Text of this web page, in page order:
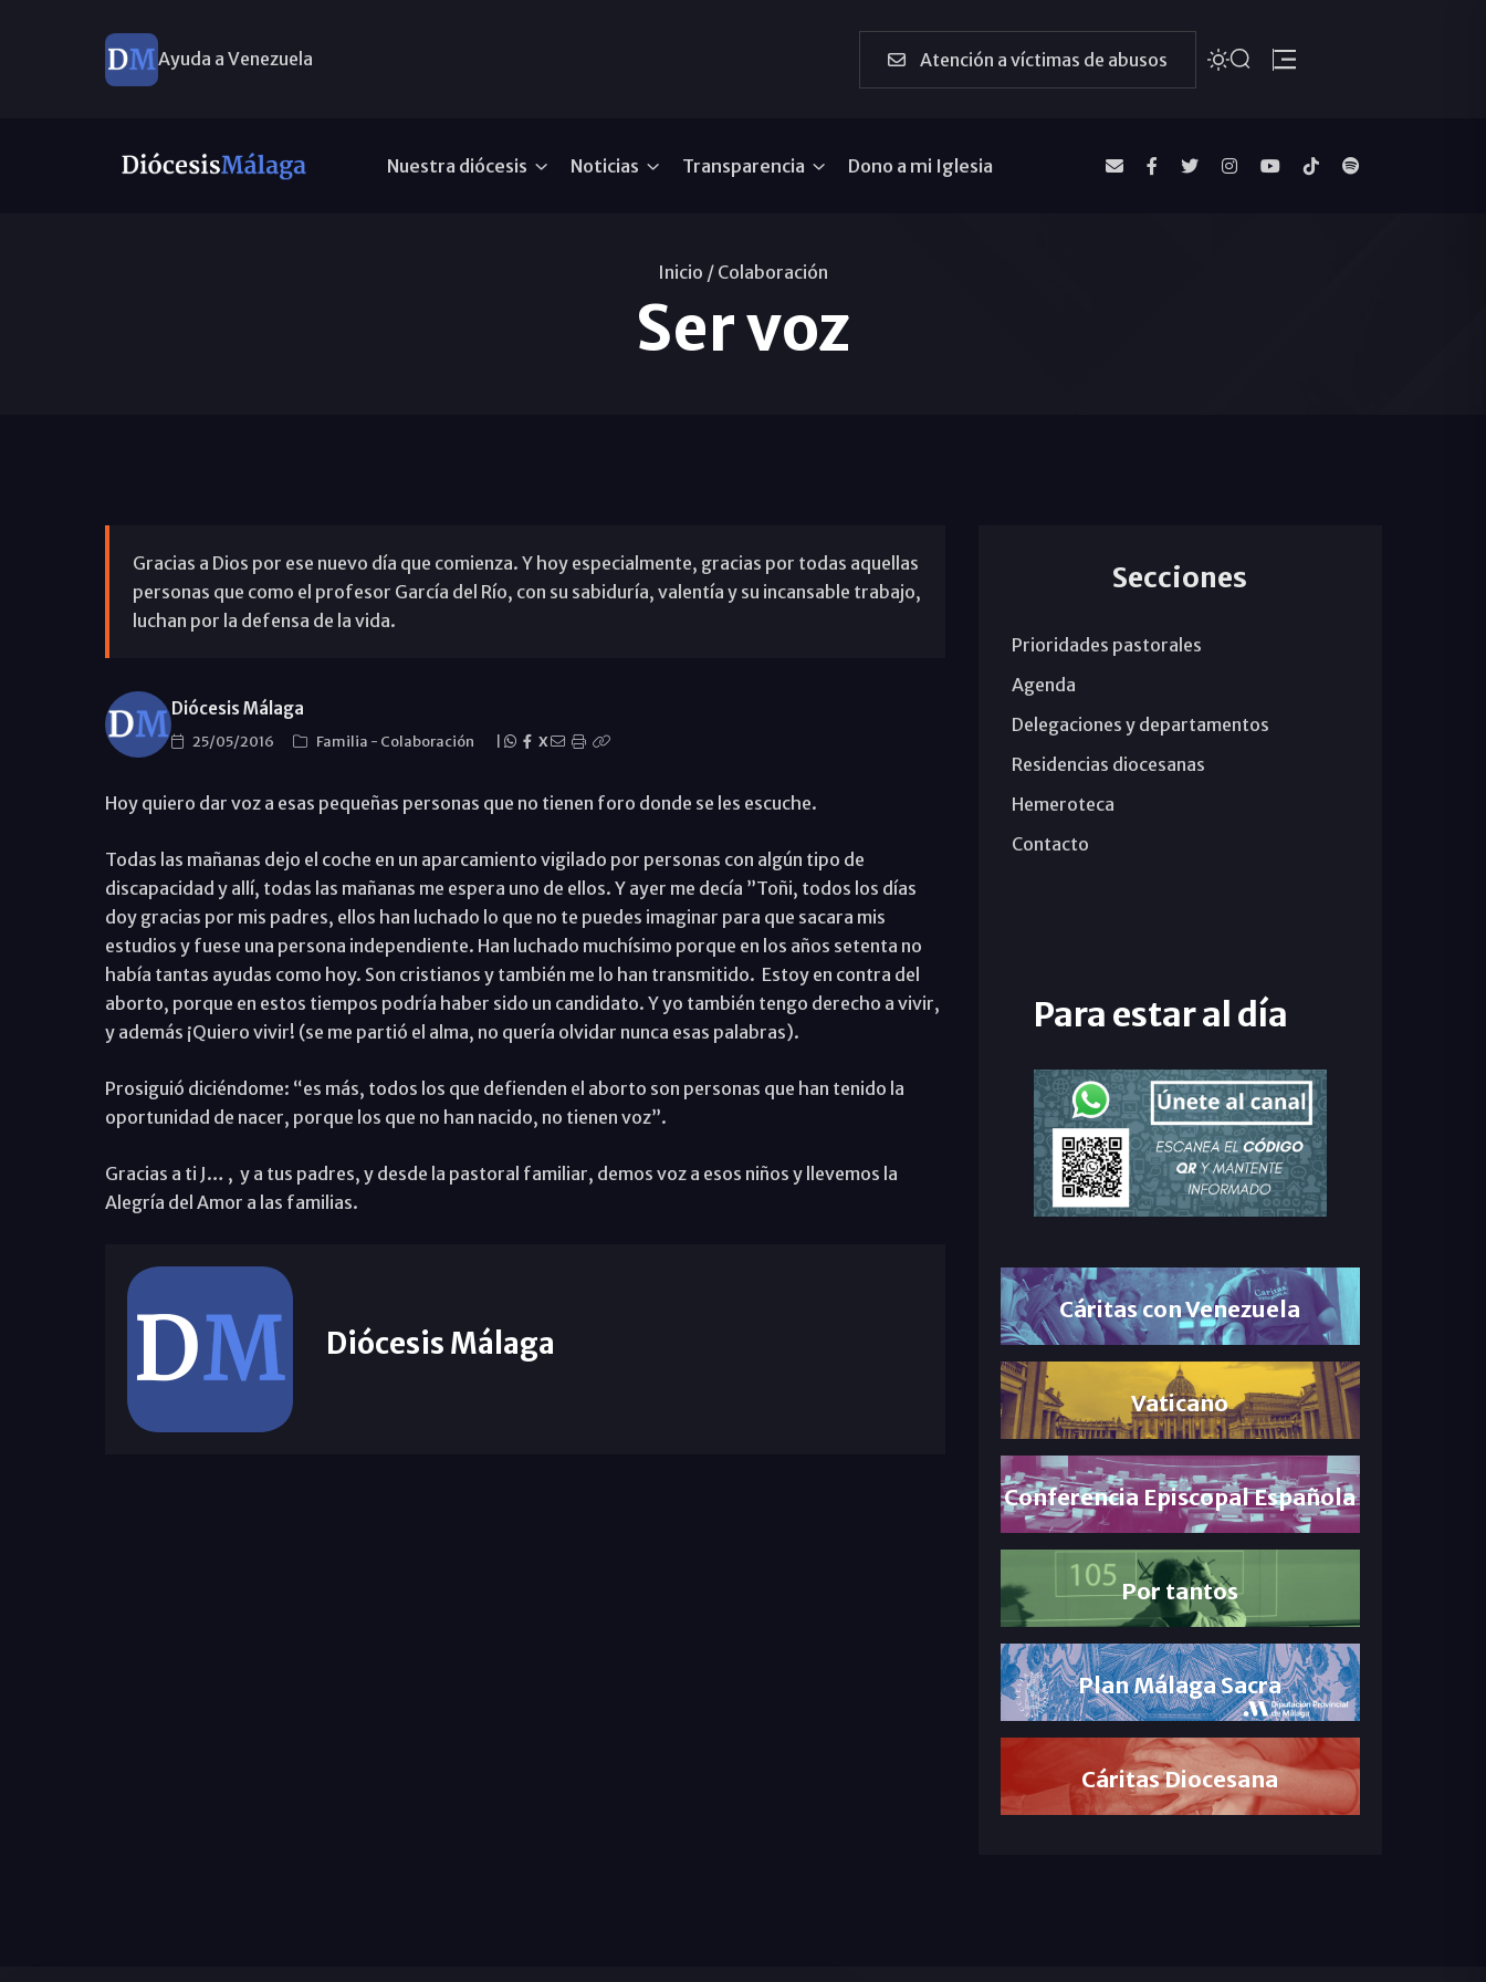
Ayuda a Venezuela Atención a víctimas de abusos
Nuestra diócesis Noticias Transparencia Dono a mi Iglesia
Inicio / Colaboración
Ser voz
Gracias a Dios por ese nuevo día que comienza. Y hoy especialmente, gracias por todas aquellas
personas que como el profesor García del Río, con su sabiduría, valentía y su incansable trabajo,
luchan por la defensa de la vida.
Diócesis Málaga
25/05/2016 Familia - Colaboración X
Hoy quiero dar voz a esas pequeñas personas que no tienen foro donde se les escuche.
Todas las mañanas dejo el coche en un aparcamiento vigilado por personas con algún tipo de
discapacidad y allí, todas las mañanas me espera uno de ellos. Y ayer me decía ”Toñi, todos los días
doy gracias por mis padres, ellos han luchado lo que no te puedes imaginar para que sacara mis
estudios y fuese una persona independiente. Han luchado muchísimo porque en los años setenta no
había tantas ayudas como hoy. Son cristianos y también me lo han transmitido. Estoy en contra del
aborto, porque en estos tiempos podría haber sido un candidato. Y yo también tengo derecho a vivir,
y además ¡Quiero vivir! (se me partió el alma, no quería olvidar nunca esas palabras).
Prosiguió diciéndome: “es más, todos los que defienden el aborto son personas que han tenido la
oportunidad de nacer, porque los que no han nacido, no tienen voz”.
Gracias a ti J… , y a tus padres, y desde la pastoral familiar, demos voz a esos niños y llevemos la
Alegría del Amor a las familias.
Diócesis Málaga
Secciones
Prioridades pastorales
Agenda
Delegaciones y departamentos
Residencias diocesanas
Hemeroteca
Contacto
Para estar al día
Cáritas con Venezuela
Vaticano
Conferencia Episcopal Española
Por tantos
Plan Málaga Sacra
Cáritas Diocesana